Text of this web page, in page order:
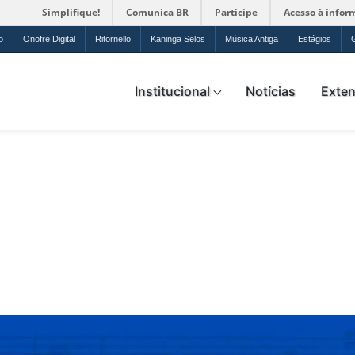
Simplifique! Comunica BR Participe Acesso à
Onofre Digital Ritornello Kaninga Selos Música Antiga Estágios
Institucional Notícias